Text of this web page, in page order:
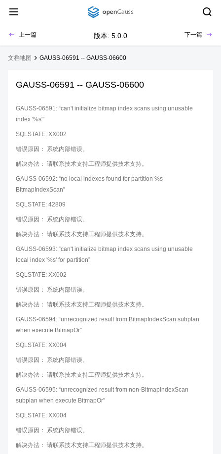
上一篇 版本: 5.0.0 下一篇
文档地图 GAUSS-06591 -- GAUSS-06600
GAUSS-06591 -- GAUSS-06600
GAUSS-06591: “can't initialize bitmap index scans using unusable
index '%s'”
SQLSTATE: XX002
错误原因： 系统内部错误。
解决办法： 请联系技术支持工程师提供技术支持。
GAUSS-06592: “no local indexes found for partition %s
BitmapIndexScan”
SQLSTATE: 42809
错误原因： 系统内部错误。
解决办法： 请联系技术支持工程师提供技术支持。
GAUSS-06593: “can't initialize bitmap index scans using unusable
local index '%s' for partition”
SQLSTATE: XX002
错误原因： 系统内部错误。
解决办法： 请联系技术支持工程师提供技术支持。
GAUSS-06594: “unrecognized result from BitmapIndexScan subplan
when execute BitmapOr”
SQLSTATE: XX004
错误原因： 系统内部错误。
解决办法： 请联系技术支持工程师提供技术支持。
GAUSS-06595: “unrecognized result from non-BitmapIndexScan
subplan when execute BitmapOr”
SQLSTATE: XX004
错误原因： 系统内部错误。
解决办法： 请联系技术支持工程师提供技术支持。